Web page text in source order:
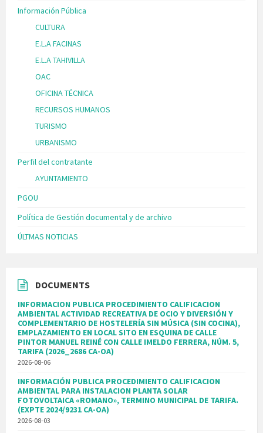
Información Pública
CULTURA
E.L.A FACINAS
E.L.A TAHIVILLA
OAC
OFICINA TÉCNICA
RECURSOS HUMANOS
TURISMO
URBANISMO
Perfil del contratante
AYUNTAMIENTO
PGOU
Política de Gestión documental y de archivo
ÚLTMAS NOTICIAS
DOCUMENTS
INFORMACION PUBLICA PROCEDIMIENTO CALIFICACION
AMBIENTAL ACTIVIDAD RECREATIVA DE OCIO Y DIVERSIÓN Y
COMPLEMENTARIO DE HOSTELERÍA SIN MÚSICA (SIN COCINA),
EMPLAZAMIENTO EN LOCAL SITO EN ESQUINA DE CALLE
PINTOR MANUEL REINÉ CON CALLE IMELDO FERRERA, NÚM. 5,
TARIFA (2026_2686 CA-OA)
2026-08-06
INFORMACIÓN PUBLICA PROCEDIMIENTO CALIFICACION
AMBIENTAL PARA INSTALACION PLANTA SOLAR
FOTOVOLTAICA «ROMANO», TERMINO MUNICIPAL DE TARIFA.
(EXPTE 2024/9231 CA-OA)
2026-08-03